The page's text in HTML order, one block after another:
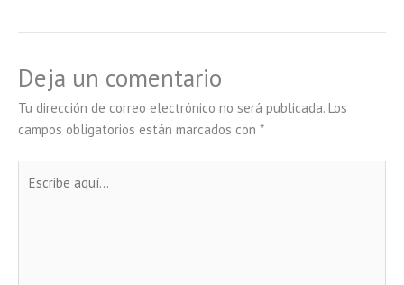
Deja un comentario
Tu dirección de correo electrónico no será publicada. Los
campos obligatorios están marcados con *
aquí...